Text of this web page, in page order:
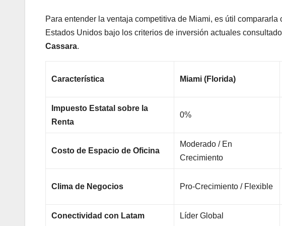
Para entender la ventaja competitiva de Miami, es útil
Estados Unidos bajo los criterios de inversión actuales
Cassara.
Característica Miami (Florida)
Impuesto Estatal sobre la
Renta
0%
Costo de Espacio de Oficina
Moderado / En
Crecimiento
Clima de Negocios Pro-Crecimiento / Flexible
Conectividad con Latam Líder Global